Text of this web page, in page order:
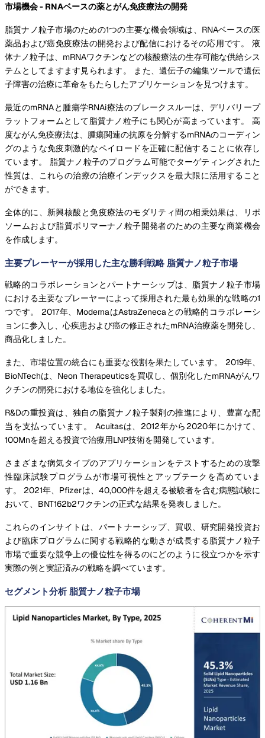
市場機会 - RNAベースの薬とがん免疫療法の開発
脂質ナノ粒子市場のための1つの主要な機会領域は、RNAベースの医
薬品および癌免疫療法の開発および配信におけるその応用です。 液
体ナノ粒子は、mRNAワクチンなどの核酸療法の生存可能な供給シス
テムとしてますます見られます。 また、遺伝子の編集ツールで遺伝
子障害の治療に革命をもたらしたアプリケーションを見つけます。
最近のmRNAと腫瘍学RNAi療法のブレークスルーは、デリバリープ
ラットフォームとして脂質ナノ粒子にも関心が高まっています。 高
度ながん免疫療法は、腫瘍関連の抗原を分解するmRNAのコーディン
グのような免疫刺激的なペイロードを正確に配信することに依存し
ています。 脂質ナノ粒子のプログラム可能でターゲティングされた
性質は、これらの治療の治療インデックスを最大限に活用すること
ができます。
全体的に、新興核酸と免疫療法のモダリティ間の相乗効果は、リポ
ソームおよび脂質ポリマーナノ粒子開発者のための主要な商業機会
を作成します。
主要プレーヤーが採用した主な勝利戦略 脂質ナノ粒子市場
戦略的コラボレーションとパートナーシップは、脂質ナノ粒子市場
における主要なプレーヤーによって採用された最も効果的な戦略の1
つです。 2017年、ModernaはAstraZenecaとの戦略的コラボレーシ
ョンに参入し、心疾患および癌の修正されたmRNA治療薬を開発し、
商品化しました。
また、市場位置の統合にも重要な役割を果たしています。 2019年、
BioNTechは、Neon Therapeuticsを買収し、個別化したmRNAがんワ
クチンの開発における地位を強化しました。
R&Dの重投資は、独自の脂質ナノ粒子製剤の推進により、豊富な配
当を支払っています。 Acuitasは、2012年から2020年にかけて、
100Mnを超える投資で治療用LNP技術を開発しています。
さまざまな病気タイプのアプリケーションをテストするための攻撃
性臨床試験プログラムが市場可視性とアップテークを高めていま
す。 2021年、Pfizerは、40,000件を超える被験者を含む病態試験に
おいて、BNT162b2ワクチンの正式な結果を発表しました。
これらのインサイトは、パートナーシップ、買収、研究開発投資お
よび臨床プログラムに関する戦略的な動きが成長する脂質ナノ粒子
市場で重要な競争上の優位性を得るのにどのように役立つかを示す
実際の例と実証済みの戦略を調べています。
セグメント分析 脂質ナノ粒子市場